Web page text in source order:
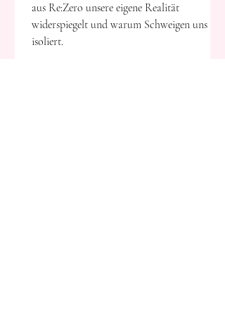
aus Re:Zero unsere eigene Realität
widerspiegelt und warum Schweigen uns
isoliert.